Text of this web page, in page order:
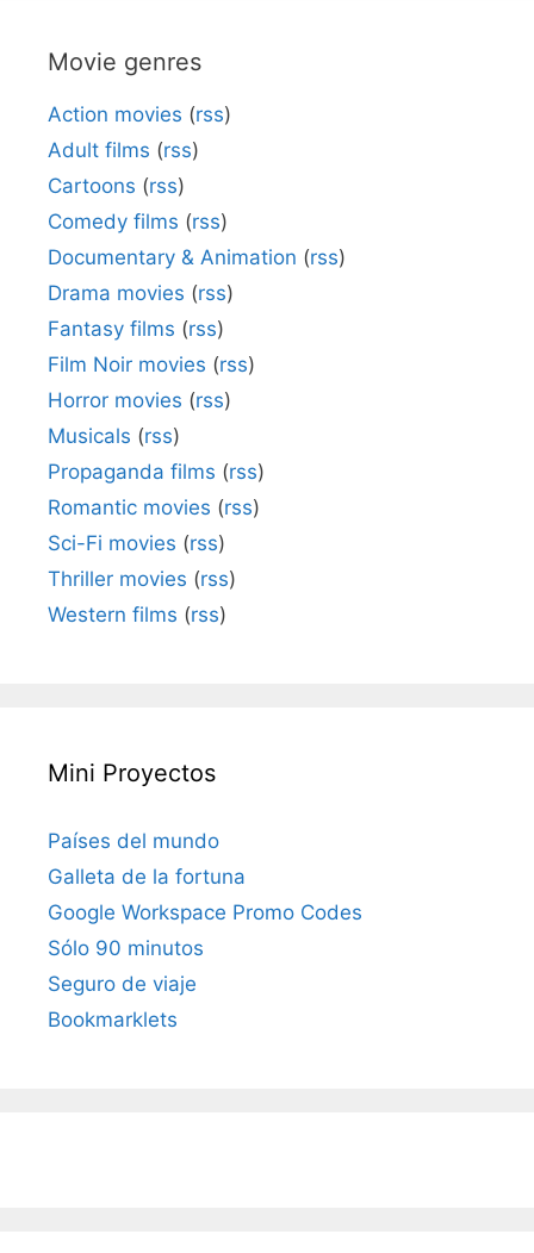
Movie genres
Action movies (rss)
Adult films (rss)
Cartoons (rss)
Comedy films (rss)
Documentary & Animation (rss)
Drama movies (rss)
Fantasy films (rss)
Film Noir movies (rss)
Horror movies (rss)
Musicals (rss)
Propaganda films (rss)
Romantic movies (rss)
Sci-Fi movies (rss)
Thriller movies (rss)
Western films (rss)
Mini Proyectos
Países del mundo
Galleta de la fortuna
Google Workspace Promo Codes
Sólo 90 minutos
Seguro de viaje
Bookmarklets